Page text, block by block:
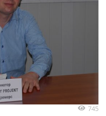
745